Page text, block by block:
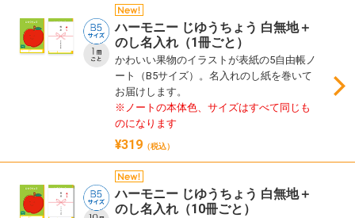
ハーモニー じゆうちょう 白無地＋
のし名入れ（1冊ごと）
かわいい果物のイラストが表紙の5自由帳ノ
ート（B5サイズ）。名入れのし紙を巻いて
お届けします。
※ノートの本体色、サイズはすべて同じも
のになります
¥319 （税込）
ハーモニー じゆうちょう 白無地＋
のし名入れ（10冊ごと）